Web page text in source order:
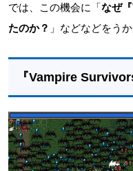
では、この機会に「なぜ
たのか？ 」などなどをう
『Vampire